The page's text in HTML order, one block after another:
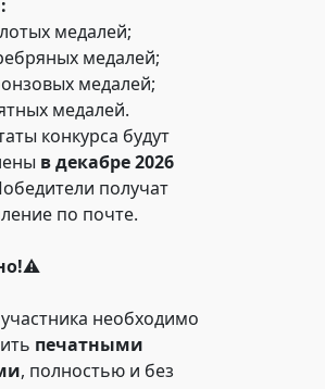
медалей;
медалей;
медалей;
медалей.
конкурса будут
в декабре 2026
получат
по почте.
⚠️
необходимо
печатными
, полностью и без